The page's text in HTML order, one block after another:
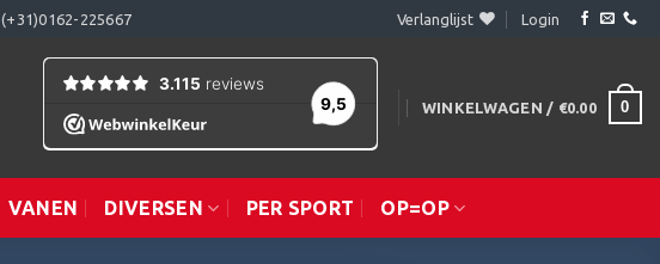
(+31)0162-225667 Verlanglijst Login
WINKELWAGEN / €0.00 0
VANEN DIVERSEN PER SPORT OP=OP